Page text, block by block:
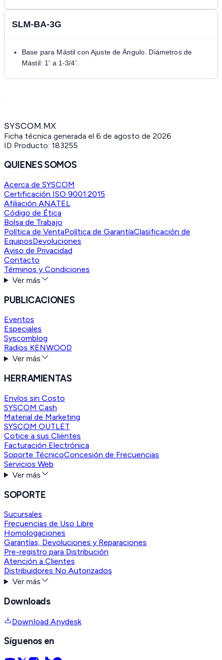
SLM-BA-3G
Base para Mástil con Ajuste de Ángulo. Diámetros de
Mástil: 1' a 1-3/4'.
SYSCOM.MX
Ficha técnica generada el 6 de agosto de 2026
ID Producto: 183255
QUIENES SOMOS
Acerca de SYSCOM
Certificación ISO 9001:2015
Afiliación ANATEL
Código de Ética
Bolsa de Trabajo
Política de VentaPolítica de GarantíaClasificación de
EquiposDevoluciones
Aviso de Privacidad
Contacto
Términos y Condiciones
Ver más
PUBLICACIONES
Eventos
Especiales
Syscomblog
Radios KENWOOD
Ver más
HERRAMIENTAS
Envíos sin Costo
SYSCOM Cash
Material de Marketing
SYSCOM OUTLET
Cotice a sus Clientes
Facturación Electrónica
Soporte TécnicoConcesión de Frecuencias
Servicios Web
Ver más
SOPORTE
Sucursales
Frecuencias de Uso Libre
Homologaciones
Garantías, Devoluciones y Reparaciones
Pre-registro para Distribución
Atención a Clientes
Distribuidores No Autorizados
Ver más
Downloads
Download Anydesk
Síguenos en